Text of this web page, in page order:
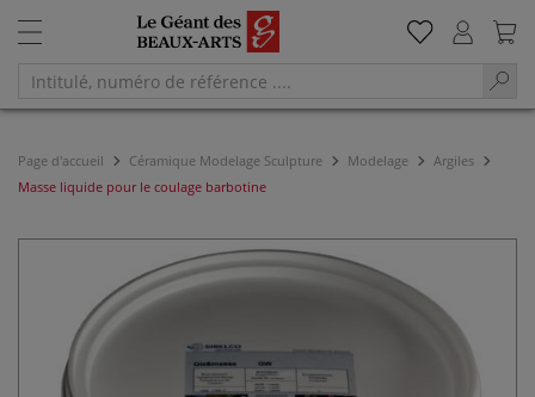
Page d'accueil Céramique Modelage Sculpture Modelage
Argiles
Masse liquide pour le coulage barbotine